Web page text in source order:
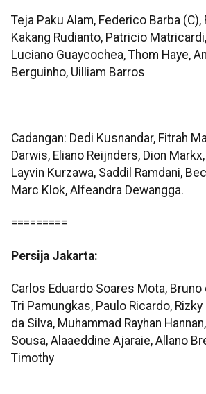
Teja Paku Alam, Federico Barba
Kakang Rudianto, Patricio
Luciano Guaycochea, Thom Haye,
Berguinho, Uilliam Barros
Cadangan: Dedi Kusnandar, Fitrah
Darwis, Eliano Reijnders, Dion
Layvin Kurzawa, Saddil Ramdani,
Marc Klok, Alfeandra Dewangga.
=========
Persija Jakarta:
Carlos Eduardo Soares Mota, Bruno
Tri Pamungkas, Paulo Ricardo, Rizky
da Silva, Muhammad Rayhan
Sousa, Alaaeddine Ajaraie, Allano
Timothy